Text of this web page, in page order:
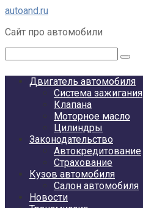
Перейти
контенту
autoand.ru
Сайт про автомобили
Двигатель автомобиля
Система зажигания
Клапана
Моторное масло
Цилиндры
Законодательство
Автокредитование
Страхование
Кузов автомобиля
Салон автомобиля
Новости